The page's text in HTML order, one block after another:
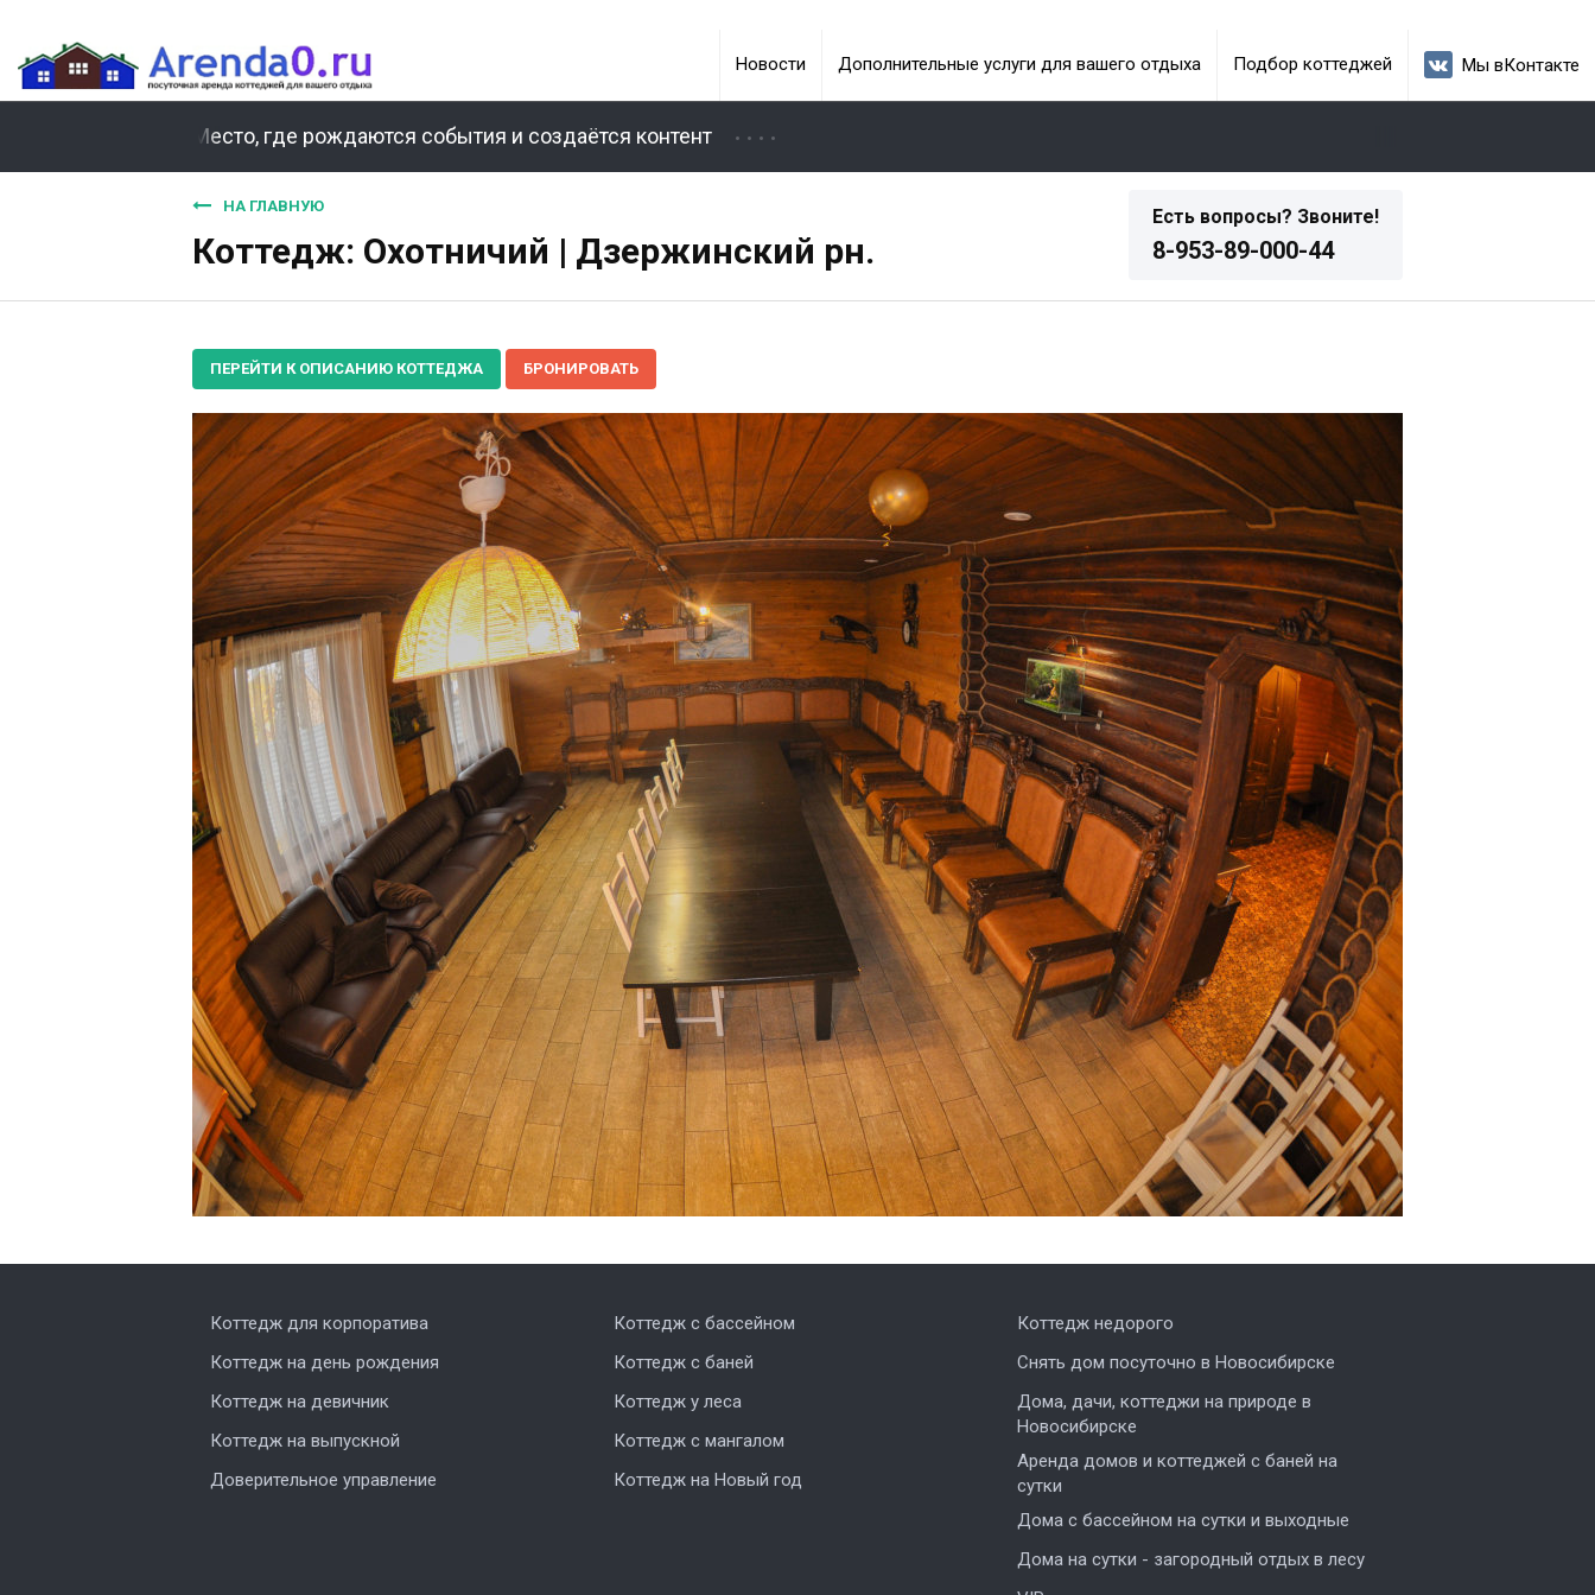
Новости Дополнительные услуги для вашего отдыха Подбор коттеджей Мы вКонтакте
Место, где рождаются события и создаётся контент
Есть вопросы? Звоните!
8-953-89-000-44
НА ГЛАВНУЮ
Коттедж: Охотничий | Дзержинский рн.
ПЕРЕЙТИ К ОПИСАНИЮ КОТТЕДЖА БРОНИРОВАТЬ
Коттедж для корпоратива
Коттедж на день рождения
Коттедж на девичник
Коттедж на выпускной
Доверительное управление
Коттедж с бассейном
Коттедж с баней
Коттедж у леса
Коттедж с мангалом
Коттедж на Новый год
Коттедж недорого
Снять дом посуточно в Новосибирске
Дома, дачи, коттеджи на природе в
Новосибирске
Аренда домов и коттеджей с баней на
сутки
Дома с бассейном на сутки и выходные
Дома на сутки - загородный отдых в лесу